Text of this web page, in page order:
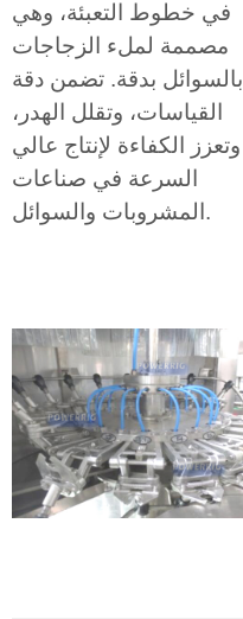
في خطوط التعبئة، وهي
مصممة لملء الزجاجات
بالسوائل بدقة. تضمن دقة
القياسات، وتقلل الهدر،
وتعزز الكفاءة لإنتاج عالي
السرعة في صناعات
المشروبات والسوائل.